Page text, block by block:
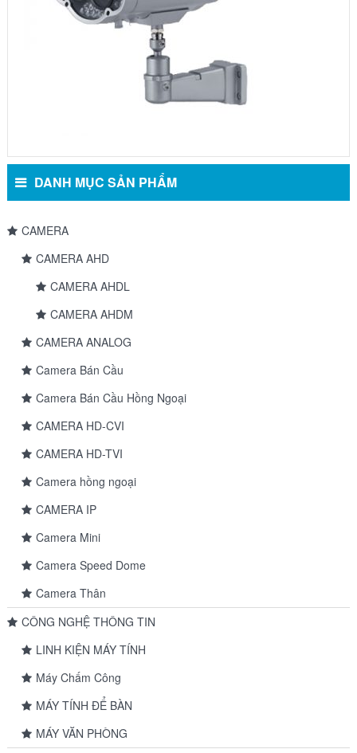
DANH MỤC SẢN PHẨM
CAMERA
CAMERA AHD
CAMERA AHDL
CAMERA AHDM
CAMERA ANALOG
Camera Bán Cầu
Camera Bán Cầu Hồng Ngoại
CAMERA HD-CVI
CAMERA HD-TVI
Camera hồng ngoại
CAMERA IP
Camera Mini
Camera Speed Dome
Camera Thân
CÔNG NGHỆ THÔNG TIN
LINH KIỆN MÁY TÍNH
Máy Chấm Công
MÁY TÍNH ĐỂ BÀN
MÁY VĂN PHÒNG